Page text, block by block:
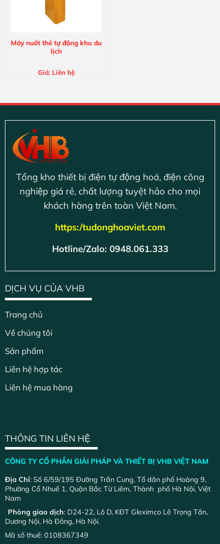
Máy nuốt thẻ tự động khu du
lịch
Giá: Liên hệ
Tổng kho thiết bị điện tự động hoá, điện công
nghiệp giá rẻ, chất lượng tuyệt hảo cho mọi
khách hàng trên toàn Việt Nam.
https:/tudonghoaviet.com
Hotline/Zalo: 0948.061.333
DỊCH VỤ CỦA VHB
Trang chủ
Về chúng tôi
Sản phẩm
Liên hệ hợp tác
Liên hệ mua hàng
THÔNG TIN LIÊN HỆ
CÔNG TY CỔ PHẦN GIẢI PHÁP VÀ THIẾT BỊ VHB VIỆT NAM
Địa Chỉ: Số 6/59/195 Đường Trần Cung, Tổ dân phố Hoàng 9,
Phường Cổ Nhuế 1, Quận Bắc Từ Liêm, Thành phố Hà Nội, Việt
Nam
Phòng giao dịch: D24-22, Lô D, KĐT Gleximco Lê Trọng Tấn,
Dương Nội, Hà Đông, Hà Nội.
Mã số thuế: 0108367349